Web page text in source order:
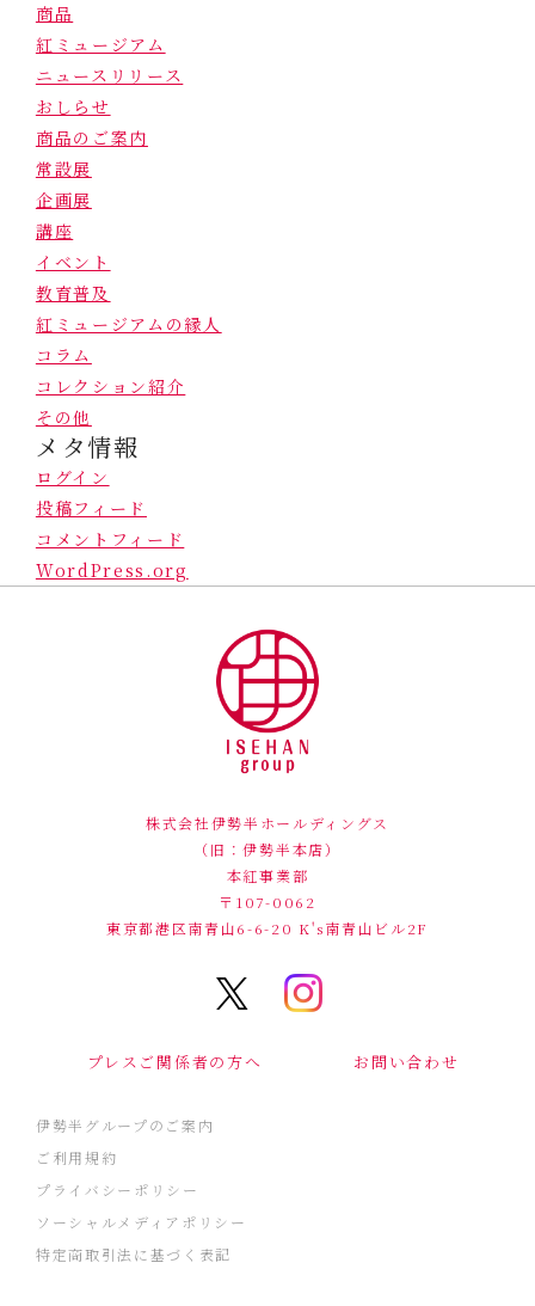
商品
紅ミュージアム
ニュースリリース
おしらせ
商品のご案内
常設展
企画展
講座
イベント
教育普及
紅ミュージアムの縁人
コラム
コレクション紹介
その他
メタ情報
ログイン
投稿フィード
コメントフィード
WordPress.org
株式会社伊勢半ホールディングス
（旧：伊勢半本店）
本紅事業部
〒107-0062
東京都港区南青山6-6-20 K's南青山ビル2F
プレスご関係者の方へ お問い合わせ
伊勢半グループのご案内
ご利用規約
プライバシーポリシー
ソーシャルメディアポリシー
特定商取引法に基づく表記